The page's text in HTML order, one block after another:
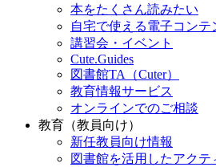
本をたくさん読みたい
自宅で使える電子コンテ
講習会・イベント
Cute.Guides
図書館TA（Cuter）
教育情報サービス
オンラインでのご相談
教育（教員向け）
新任教員向け情報
図書館を活用したアクテ